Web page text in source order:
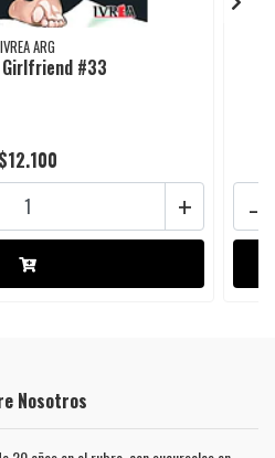
IVREA ARG
#33
$12.100
+ -
Nosotros